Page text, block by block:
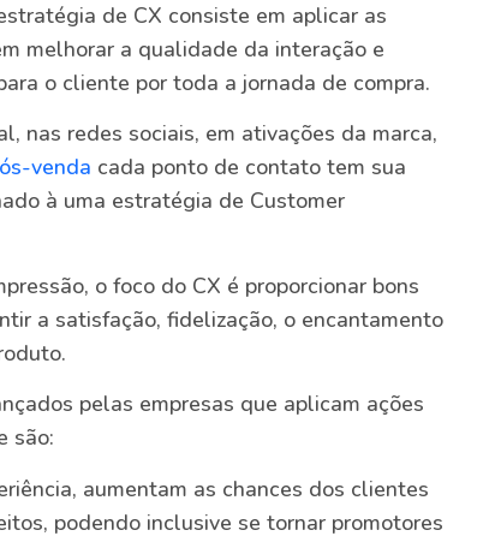
de CX consiste em aplicar as
melhorar a qualidade da interação e
o cliente por toda a jornada de compra.
nas redes sociais, em ativações da marca,
venda cada ponto de contato tem sua
à uma estratégia de Customer
o foco do CX é proporcionar bons
a satisfação, fidelização, o encantamento
pelas empresas que aplicam ações
são:
aumentam as chances dos clientes
podendo inclusive se tornar promotores